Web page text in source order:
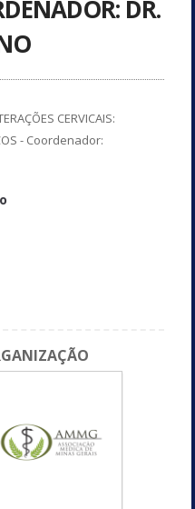
DR.
CERVICAIS:
- Coordenador: